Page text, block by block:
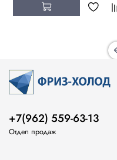
+7(962) 559-63-13
Отдел продаж